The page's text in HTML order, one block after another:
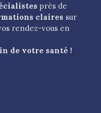
près de
claires sur
rendez-vous en
de votre santé !